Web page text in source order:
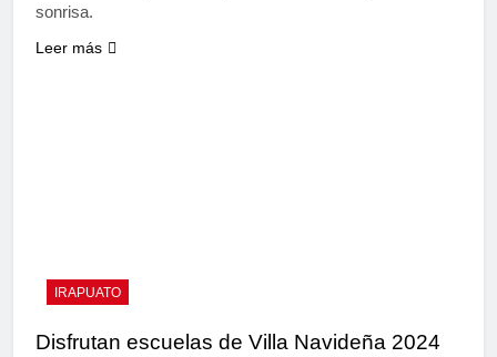
sonrisa.
Leer más
IRAPUATO
Disfrutan escuelas de Villa Navideña 2024